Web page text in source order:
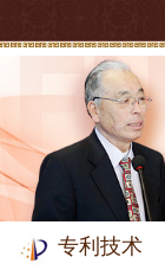
专利技术